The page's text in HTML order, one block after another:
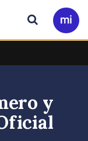
Ir
a
Buscar
y